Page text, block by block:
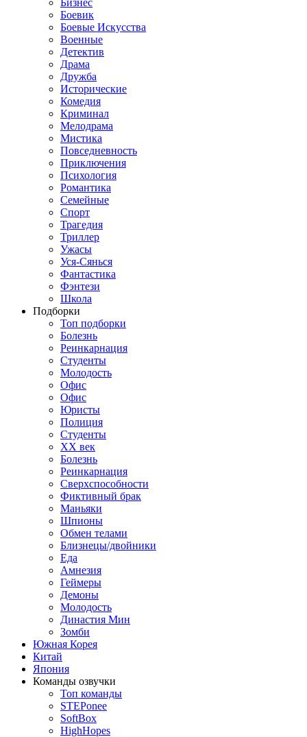
Бизнес
Боевик
Боевые Искусства
Военные
Детектив
Драма
Дружба
Исторические
Комедия
Криминал
Мелодрама
Мистика
Повседневность
Приключения
Психология
Романтика
Семейные
Спорт
Трагедия
Триллер
Ужасы
Уся-Сянься
Фантастика
Фэнтези
Школа
Подборки
Топ подборки
Болезнь
Реинкарнация
Студенты
Молодость
Офис
Офис
Юристы
Полиция
Студенты
ХХ век
Болезнь
Реинкарнация
Сверхспособности
Фиктивный брак
Маньяки
Шпионы
Обмен телами
Близнецы/двойники
Еда
Амнезия
Геймеры
Демоны
Молодость
Династия Мин
Зомби
Южная Корея
Китай
Япония
Команды озвучки
Топ команды
STEPonee
SoftBox
HighHopes